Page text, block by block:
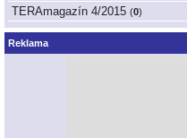
TERAmagazín 4/2015 (0)
Reklama